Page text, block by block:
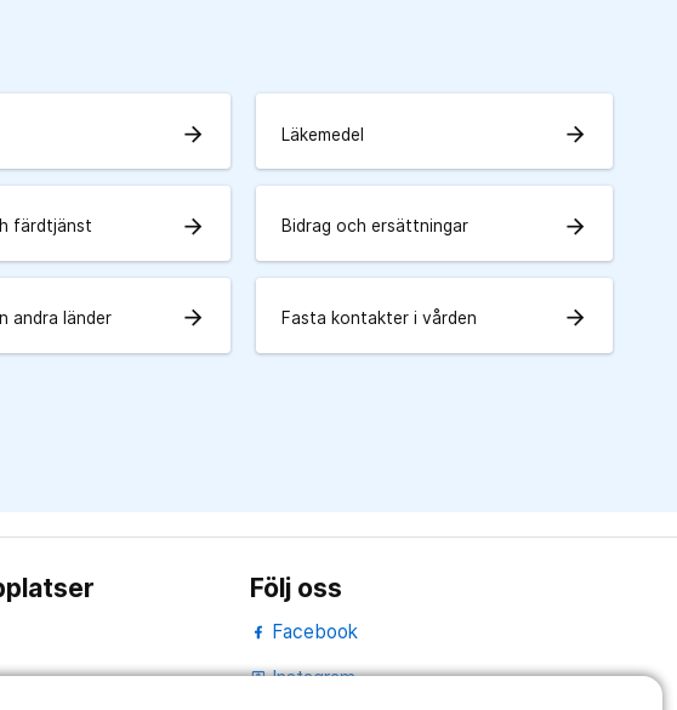
arrow_forward Läkemedel arrow_forward
färdtjänst arrow_forward Bidrag och ersättningar arrow_forward
andra länder arrow_forward Fasta kontakter i vården arrow_forward
Följ oss
Facebook
portraitInstagram